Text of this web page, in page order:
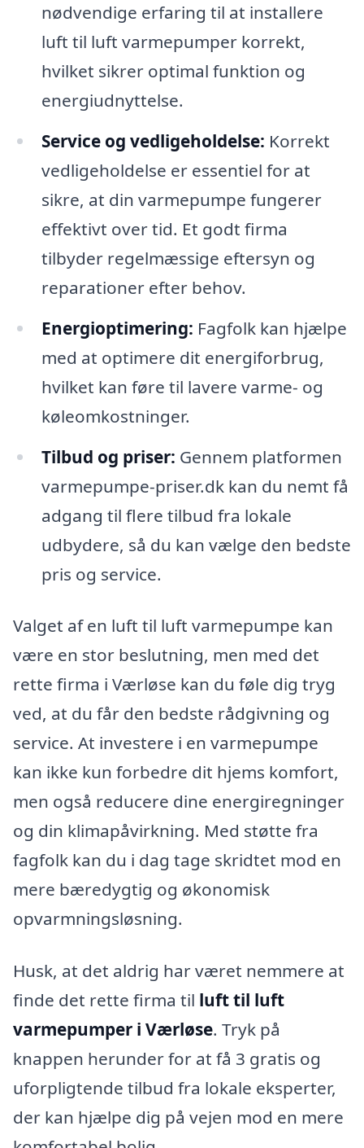
nødvendige erfaring til at installere
luft til luft varmepumper korrekt,
hvilket sikrer optimal funktion og
energiudnyttelse.
Service og vedligeholdelse: Korrekt
vedligeholdelse er essentiel for at
sikre, at din varmepumpe fungerer
effektivt over tid. Et godt firma
tilbyder regelmæssige eftersyn og
reparationer efter behov.
Energioptimering: Fagfolk kan hjælpe
med at optimere dit energiforbrug,
hvilket kan føre til lavere varme- og
køleomkostninger.
Tilbud og priser: Gennem platformen
varmepumpe-priser.dk kan du nemt få
adgang til flere tilbud fra lokale
udbydere, så du kan vælge den bedste
pris og service.
Valget af en luft til luft varmepumpe kan
være en stor beslutning, men med det
rette firma i Værløse kan du føle dig tryg
ved, at du får den bedste rådgivning og
service. At investere i en varmepumpe
kan ikke kun forbedre dit hjems komfort,
men også reducere dine energiregninger
og din klimapåvirkning. Med støtte fra
fagfolk kan du i dag tage skridtet mod en
mere bæredygtig og økonomisk
opvarmningsløsning.
Husk, at det aldrig har været nemmere at
finde det rette firma til luft til luft
varmepumper i Værløse. Tryk på
knappen herunder for at få 3 gratis og
uforpligtende tilbud fra lokale eksperter,
der kan hjælpe dig på vejen mod en mere